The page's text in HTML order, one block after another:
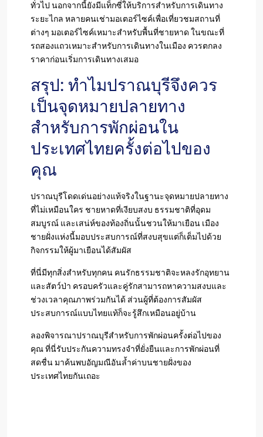
ทั่วไป นอกจากนี้ยังมีแท็กซี่ให้บริการสำหรับการเดินทาง
ระยะไกล หลายคนเช่ามอเตอร์ไซค์เพื่อเที่ยวชมสถานที่
ต่างๆ มอเตอร์ไซค์เหมาะสำหรับพื้นที่ชายหาด ในขณะที่
รถสองแถวเหมาะสำหรับการเดินทางในเมือง ควรตกลง
ราคาก่อนเริ่มการเดินทางเสมอ
สรุป: ทำไมปราณบุรีจึงควร
เป็นจุดหมายปลายทาง
สำหรับการพักผ่อนใน
ประเทศไทยครั้งต่อไปของ
คุณ
ปราณบุรีโดดเด่นอย่างแท้จริงในฐานะจุดหมายปลายทาง
ที่ไม่เหมือนใคร ชายหาดที่เงียบสงบ ธรรมชาติที่อุดม
สมบูรณ์ และเสน่ห์ของท้องถิ่นนั้นชวนให้มาเยือน เมือง
ชายฝั่งแห่งนี้มอบประสบการณ์ที่สงบสุขแต่ก็เต็มไปด้วย
กิจกรรมให้ผู้มาเยือนได้สัมผัส
ที่นี่มีทุกสิ่งสำหรับทุกคน คนรักธรรมชาติจะหลงรักอุทยาน
และสัตว์ป่า ครอบครัวและคู่รักสามารถหาความสงบและ
ช่วงเวลาคุณภาพร่วมกันได้ ส่วนผู้ที่ต้องการสัมผัส
ประสบการณ์แบบไทยแท้ก็จะรู้สึกเหมือนอยู่บ้าน
ลองพิจารณาปราณบุรีสำหรับการพักผ่อนครั้งต่อไปของ
คุณ ที่นี่รับประกันความทรงจำที่ยั่งยืนและการพักผ่อนที่
สดชื่น มาค้นพบอัญมณีอันล้ำค่าบนชายฝั่งของ
ประเทศไทยกันเถอะ